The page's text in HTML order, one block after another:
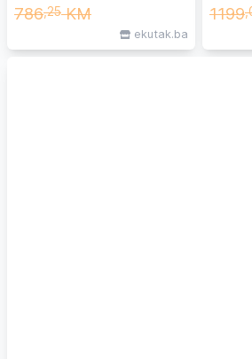
786,25KM
ekutak.ba
1199